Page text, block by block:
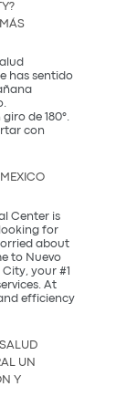
Tradición
has sentido
de 180°.
con
Center is
for
about
to Nuevo
your #1
At
efficiency
UN
Y